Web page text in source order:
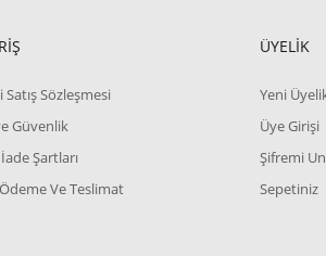
Satış Sözleşmesi
Güvenlik
Şartları
Ve Teslimat
ÜYELİK
Yeni
Üye Girişi
Şifremi
Sepetiniz